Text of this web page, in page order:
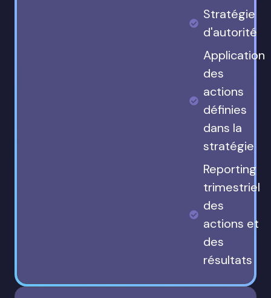
Stratégie
d'autorité
Application
des
actions
définies
dans la
stratégie
Reporting
trimestriel
des
actions et
des
résultats